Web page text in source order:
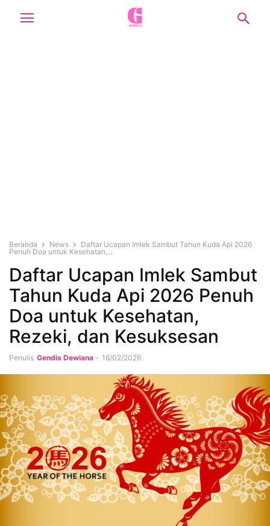
Beranda News
Daftar Ucapan Imlek Sambut Tahun Kuda Api 2026
Penuh Doa untuk Kesehatan,...
Daftar Ucapan Imlek Sambut
Tahun Kuda Api 2026 Penuh
Doa untuk Kesehatan,
Rezeki, dan Kesuksesan
Penulis Gendis Dewiana - 16/02/2026